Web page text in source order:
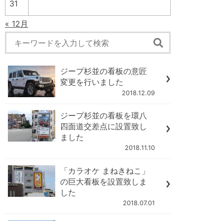
31
« 12月
ジープ杉並の看板の意匠
変更を行いました
2018.12.09
ジープ杉並の看板を環八
四面道交差点に設置致し
ました
2018.11.10
「カラオケ まねきねこ」
の巨大看板を設置致しま
した
2018.07.01